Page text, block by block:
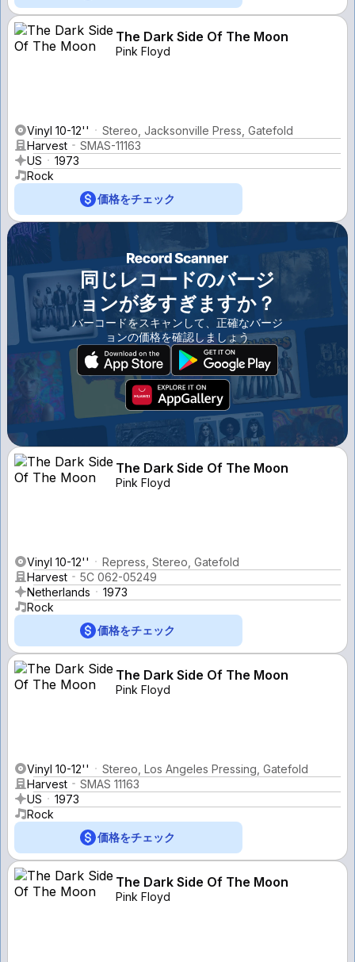
The Dark Side Of The Moon
Pink Floyd
Vinyl 10-12''
Stereo, Jacksonville Press, Gatefold
Harvest
SMAS-11163
US
1973
Rock
価格をチェック
同じレコードのバージ
ョンが多すぎますか？
バーコードをスキャンして、正確なバージ
ョンの価格を確認しましょう
The Dark Side Of The Moon
Pink Floyd
Vinyl 10-12''
Repress, Stereo, Gatefold
Harvest
5C 062-05249
Netherlands
1973
Rock
価格をチェック
The Dark Side Of The Moon
Pink Floyd
Vinyl 10-12''
Stereo, Los Angeles Pressing, Gatefold
Harvest
SMAS 11163
US
1973
Rock
価格をチェック
The Dark Side Of The Moon
Pink Floyd